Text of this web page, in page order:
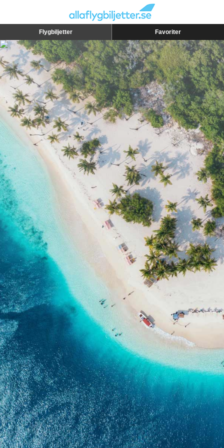
Flygbiljetter Favoriter